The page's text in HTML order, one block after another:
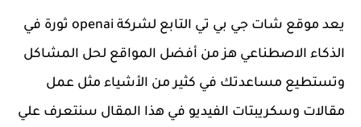
يعد موقع شات جي بي تي التابع لشركة openai ثورة في
الذكاء الاصطناعي هز من أفضل المواقع لحل المشاكل
وتستطيع مساعدتك في كثير من الأشياء مثل عمل
مقالات وسكريبتات الفيديو في هذا المقال سنتعرف علي